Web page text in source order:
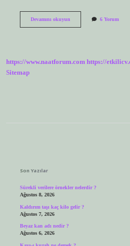
Devamını okuyunAngut
6 Yorum
https://www.naatforum.com https://
Sitemap
Son Yazılar
Sürekli verilere örnekler nelerdir ?
Ağustos 8, 2026
Kaldırım taşı kaç kilo gelir ?
Ağustos 7, 2026
Beyaz kan adı nedir ?
Ağustos 6, 2026